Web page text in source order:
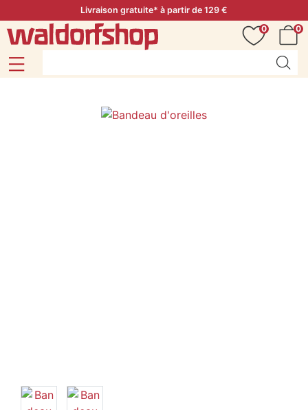
Livraison gratuite* à partir de 129 €
0
0